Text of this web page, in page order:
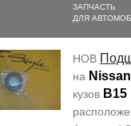
ЗАПЧАСТЬ
ДЛЯ
НОВ
на
кузов B15